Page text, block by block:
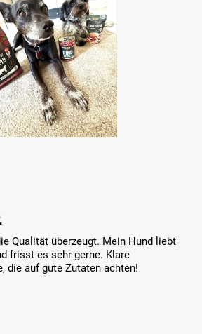
5 Sternen
Qualität überzeugt. Mein Hund liebt
frisst es sehr gerne. Klare
die auf gute Zutaten achten!